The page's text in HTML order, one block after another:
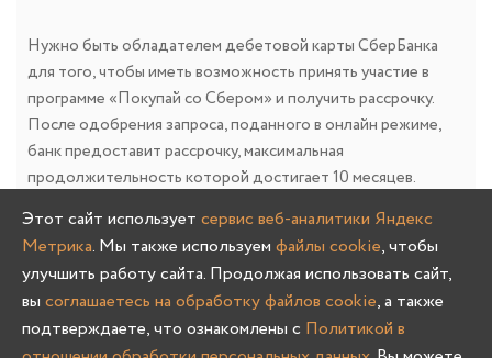
Нужно быть обладателем дебетовой карты СберБанка
для того, чтобы иметь возможность принять участие в
программе «Покупай со Сбером» и получить рассрочку.
После одобрения запроса, поданного в онлайн режиме,
банк предоставит рассрочку, максимальная
продолжительность которой достигает 10 месяцев.
времени, но за обслуживание заемных средств, платить не
приходится. Таким образом, существенно снижается
нагрузка на семейный бюджет. Наши клиенты все чаще
прибегают именно к этой форме оплаты.
Этот сайт использует сервис веб-аналитики Яндекс
Метрика. Мы также используем файлы cookie, чтобы
улучшить работу сайта. Продолжая использовать сайт,
вы соглашаетесь на обработку файлов cookie, а также
подтверждаете, что ознакомлены с Политикой в